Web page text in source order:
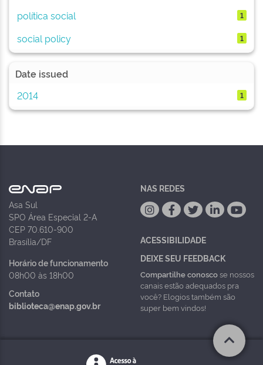
política social 1
social policy 1
Date issued
2014
1
Asa Sul
SPO Área Especial 2-A
CEP 70.610-900
Brasília/DF
Horário de funcionamento
08h00 às 18h00
Contato
biblioteca@enap.gov.br
NAS REDES
ACESSIBILIDADE
DEIXE SEU FEEDBACK
Compartilhe conoscose nossos
canais estão adequados pra
você? Elogios também são
super bem vindos!